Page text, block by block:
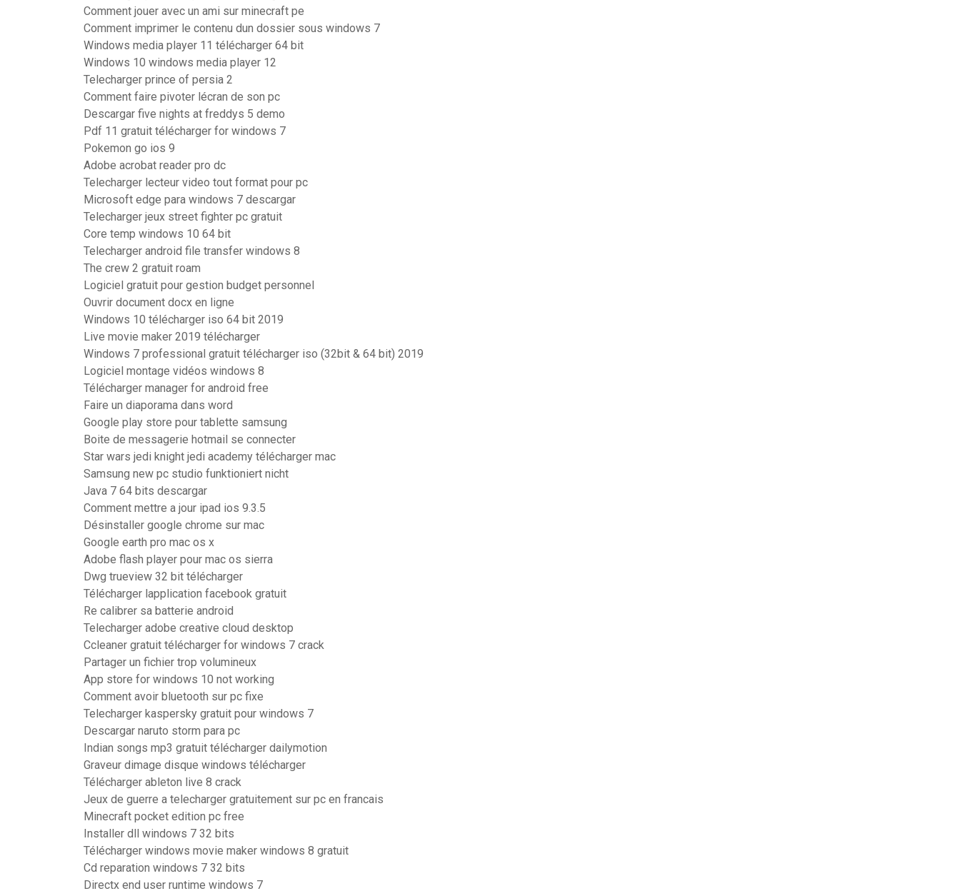
Comment jouer avec un ami sur minecraft pe
Comment imprimer le contenu dun dossier sous windows 7
Windows media player 11 télécharger 64 bit
Windows 10 windows media player 12
Telecharger prince of persia 2
Comment faire pivoter lécran de son pc
Descargar five nights at freddys 5 demo
Pdf 11 gratuit télécharger for windows 7
Pokemon go ios 9
Adobe acrobat reader pro dc
Telecharger lecteur video tout format pour pc
Microsoft edge para windows 7 descargar
Telecharger jeux street fighter pc gratuit
Core temp windows 10 64 bit
Telecharger android file transfer windows 8
The crew 2 gratuit roam
Logiciel gratuit pour gestion budget personnel
Ouvrir document docx en ligne
Windows 10 télécharger iso 64 bit 2019
Live movie maker 2019 télécharger
Windows 7 professional gratuit télécharger iso (32bit & 64 bit) 2019
Logiciel montage vidéos windows 8
Télécharger manager for android free
Faire un diaporama dans word
Google play store pour tablette samsung
Boite de messagerie hotmail se connecter
Star wars jedi knight jedi academy télécharger mac
Samsung new pc studio funktioniert nicht
Java 7 64 bits descargar
Comment mettre a jour ipad ios 9.3.5
Désinstaller google chrome sur mac
Google earth pro mac os x
Adobe flash player pour mac os sierra
Dwg trueview 32 bit télécharger
Télécharger lapplication facebook gratuit
Re calibrer sa batterie android
Telecharger adobe creative cloud desktop
Ccleaner gratuit télécharger for windows 7 crack
Partager un fichier trop volumineux
App store for windows 10 not working
Comment avoir bluetooth sur pc fixe
Telecharger kaspersky gratuit pour windows 7
Descargar naruto storm para pc
Indian songs mp3 gratuit télécharger dailymotion
Graveur dimage disque windows télécharger
Télécharger ableton live 8 crack
Jeux de guerre a telecharger gratuitement sur pc en francais
Minecraft pocket edition pc free
Installer dll windows 7 32 bits
Télécharger windows movie maker windows 8 gratuit
Cd reparation windows 7 32 bits
Directx end user runtime windows 7